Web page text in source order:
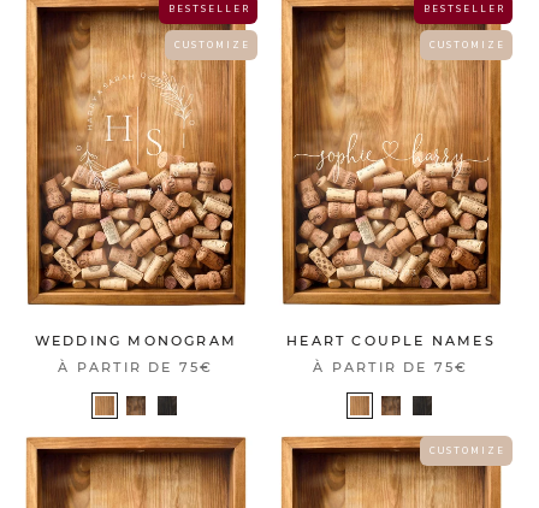
C U S T O M I Z E
B E S T S E L L E R
WEDDING MONOGRAM
À PARTIR DE 75€
C U S T O M I Z E
B E S T S E L L E R
HEART COUPLE NAMES
À PARTIR DE 75€
C U S T O M I Z E